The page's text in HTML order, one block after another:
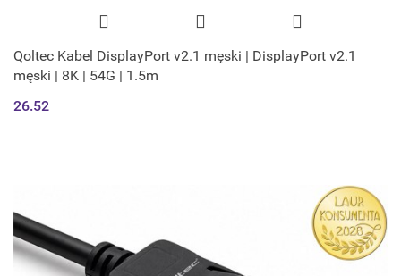
Qoltec Kabel DisplayPort v2.1 męski | DisplayPort v2.1
męski | 8K | 54G | 1.5m
26.52